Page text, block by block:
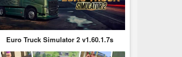
Euro Truck Simulator 2 v1.60.1.7s